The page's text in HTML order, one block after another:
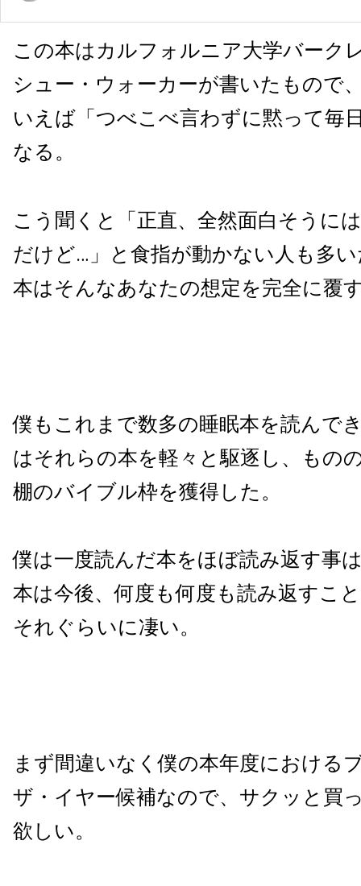
この本はカルフォルニア大学バーク
シュー・ウォーカーが書いたもので
いえば「つべこべ言わずに黙って毎
なる。
こう聞くと「正直、全然面白そうに
だけど…」と食指が動かない人も多
本はそんなあなたの想定を完全に覆
僕もこれまで数多の睡眠本を読んで
はそれらの本を軽々と駆逐し、もの
棚のバイブル枠を獲得した。
僕は一度読んだ本をほぼ読み返す事
本は今後、何度も何度も読み返すこ
それぐらいに凄い。
まず間違いなく僕の本年度における
ザ・イヤー候補なので、サクッと買
欲しい。